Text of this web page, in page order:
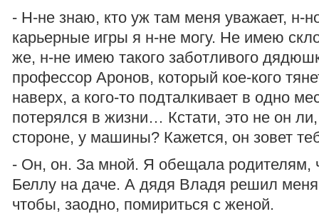
- Н-не знаю, кто уж там меня уважает, н-
карьерные игры я н-не могу. Не имею
же, н-не имею такого заботливого
профессор Аронов, который кое-кого
наверх, а кого-то подталкивает в одно
потерялся в жизни… Кстати, это не он
стороне, у машины? Кажется, он зовет
- Он, он. За мной. Я обещала родителям,
Беллу на даче. А дядя Владя решил меня
чтобы, заодно, помириться с женой.